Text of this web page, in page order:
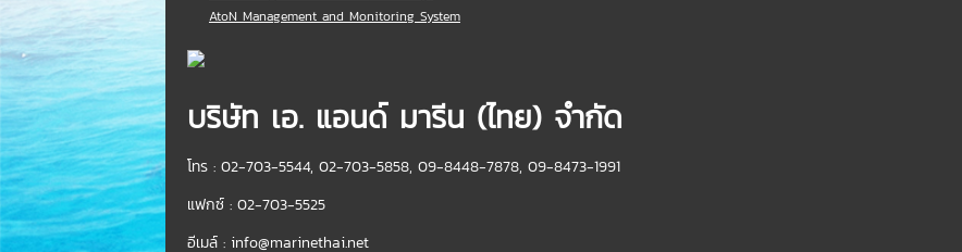
AtoN Management and Monitoring System
บริษัท เอ. แอนด์ มารีน (ไทย) จำกัด
โทร : 02-703-5544, 02-703-5858, 09-8448-7878, 09-8473-1991
แฟกซ์ : 02-703-5525
อีเมล์ : info@marinethai.net